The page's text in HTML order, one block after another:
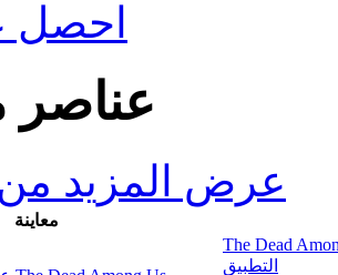
احصل
عناصر
عرض المزيد من
معاينة
The Dead
التطبيق